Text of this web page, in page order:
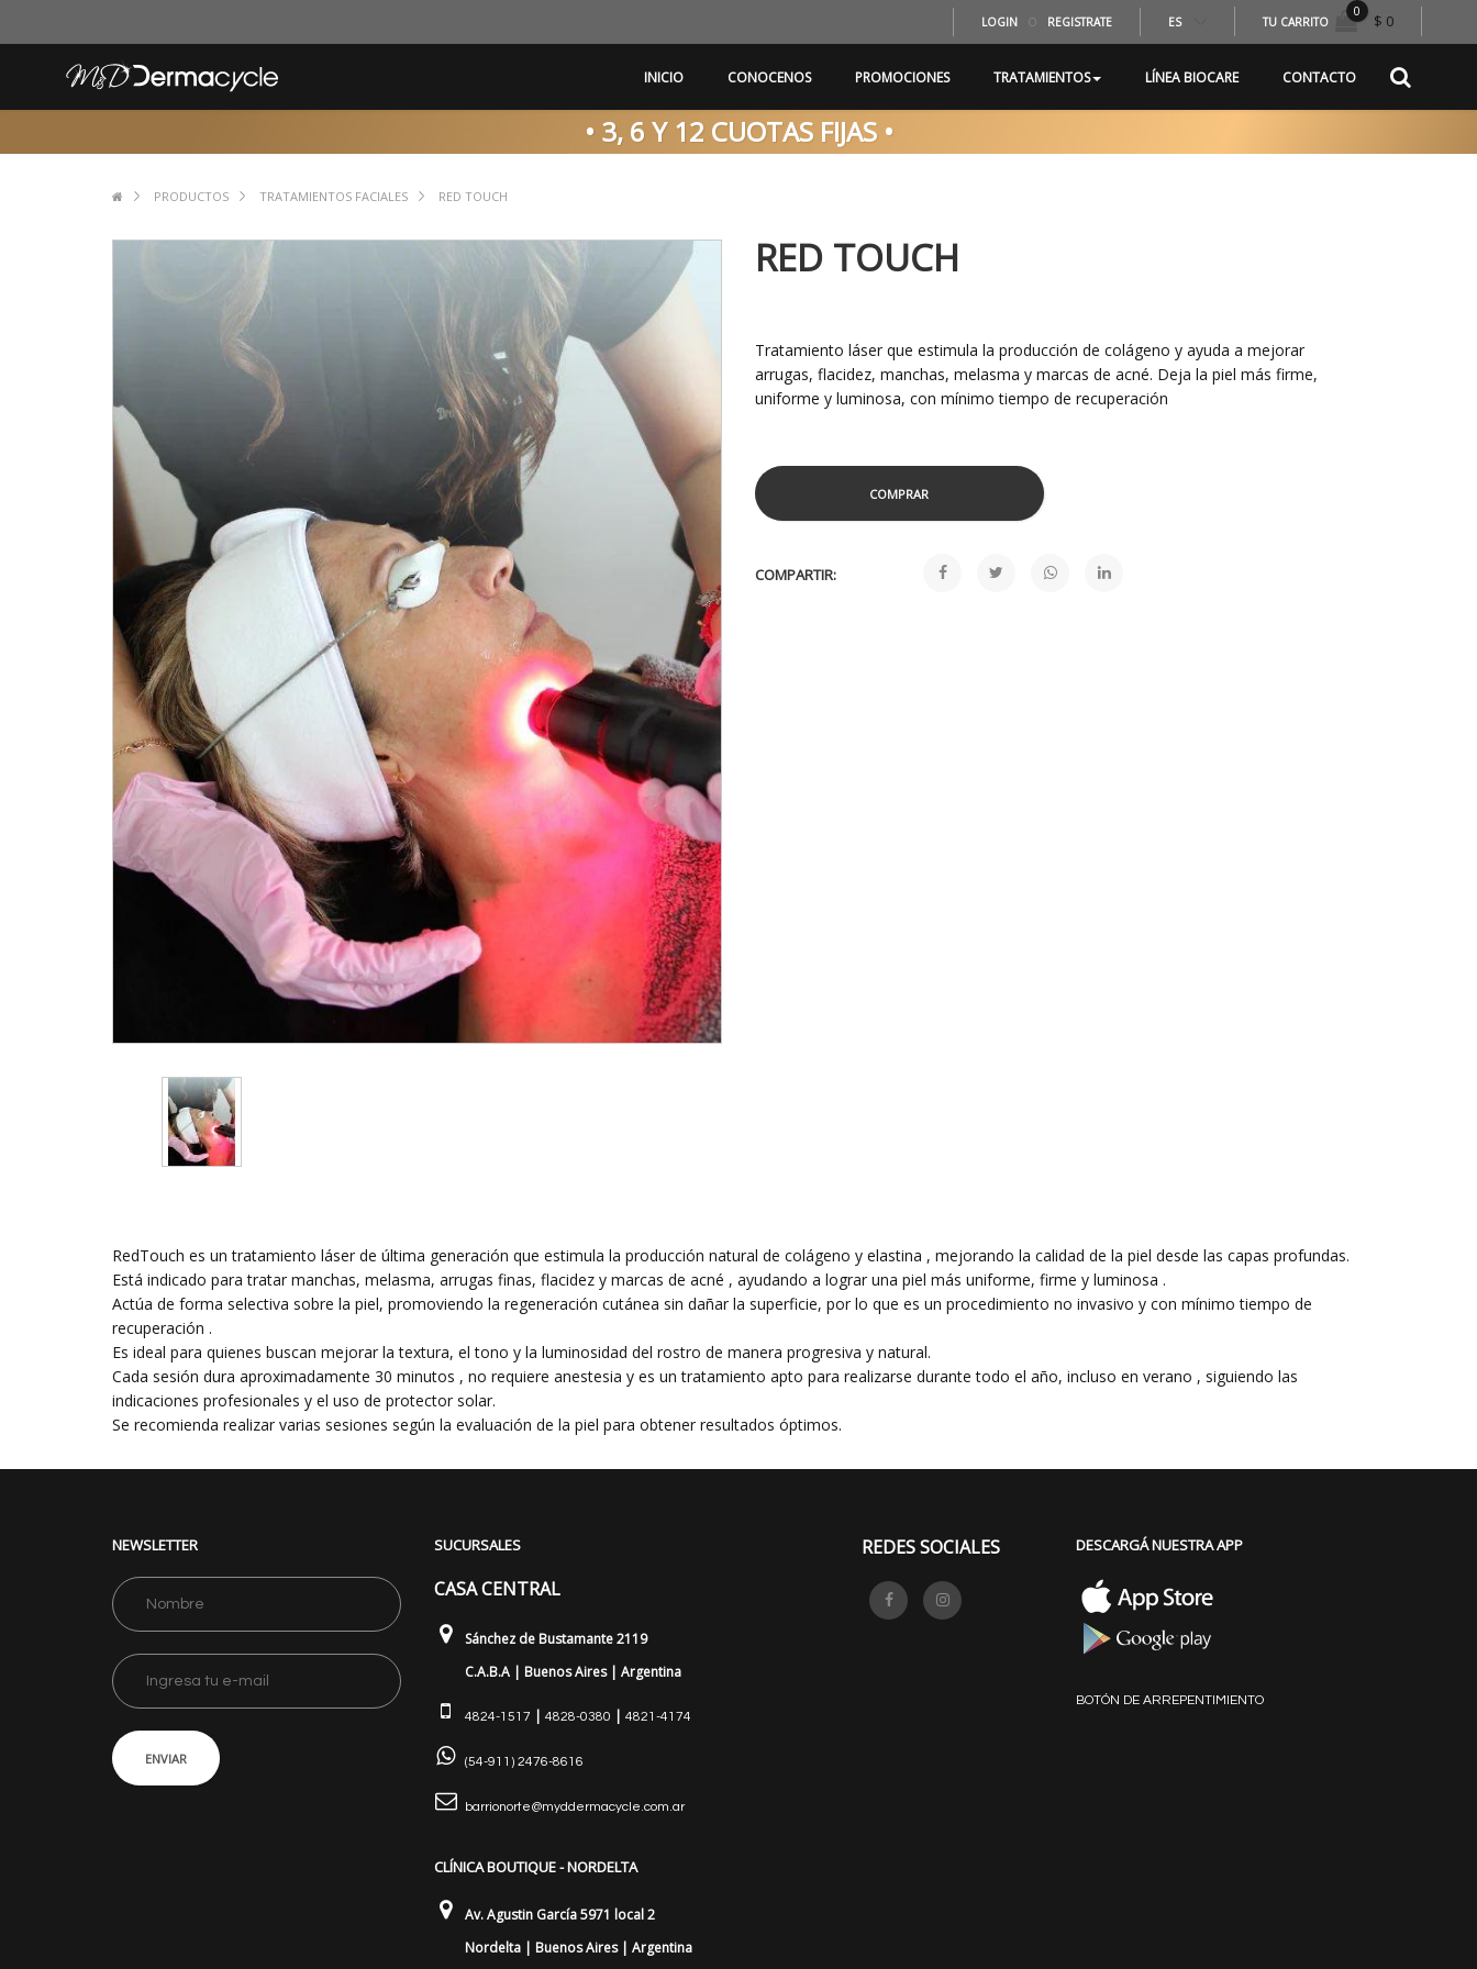
LOGIN O REGISTRATE ES TU CARRITO
0
$ 0
INICIO CONOCENOS PROMOCIONES TRATAMIENTOS LÍNEA BIOCARE CONTACTO
• 3, 6 Y 12 CUOTAS FIJAS •
PRODUCTOS TRATAMIENTOS FACIALES RED TOUCH
RED TOUCH
Tratamiento láser que estimula la producción de colágeno y ayuda a mejorar
arrugas, flacidez, manchas, melasma y marcas de acné. Deja la piel más firme,
uniforme y luminosa, con mínimo tiempo de recuperación
COMPRAR
COMPARTIR:
RedTouch es un tratamiento láser de última generación que estimula la producción natural de colágeno y elastina , mejorando la calidad de la piel desde las capas profundas.
Está indicado para tratar manchas, melasma, arrugas finas, flacidez y marcas de acné , ayudando a lograr una piel más uniforme, firme y luminosa .
Actúa de forma selectiva sobre la piel, promoviendo la regeneración cutánea sin dañar la superficie, por lo que es un procedimiento no invasivo y con mínimo tiempo de
recuperación .
Es ideal para quienes buscan mejorar la textura, el tono y la luminosidad del rostro de manera progresiva y natural.
Cada sesión dura aproximadamente 30 minutos , no requiere anestesia y es un tratamiento apto para realizarse durante todo el año, incluso en verano , siguiendo las
indicaciones profesionales y el uso de protector solar.
Se recomienda realizar varias sesiones según la evaluación de la piel para obtener resultados óptimos.
NEWSLETTER
ENVIAR
SUCURSALES
CASA CENTRAL
Sánchez de Bustamante 2119
C.A.B.A | Buenos Aires | Argentina
4824-1517 | 4828-0380 | 4821-4174
(54-911) 2476-8616
barrionorte@myddermacycle.com.ar
CLÍNICA BOUTIQUE - NORDELTA
Av. Agustin García 5971 local 2
Nordelta | Buenos Aires | Argentina
REDES SOCIALES DESCARGÁ NUESTRA APP
BOTÓN DE ARREPENTIMIENTO